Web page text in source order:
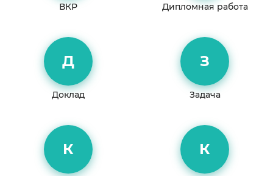
ВКР Дипломная работа
Д
Доклад
З
Задача
К К